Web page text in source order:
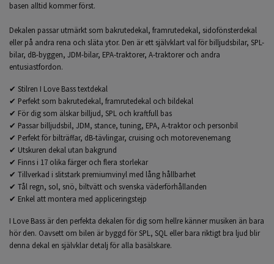
basen alltid kommer först.
Dekalen passar utmärkt som bakrutedekal, framrutedekal, sidofönsterdekal
eller på andra rena och släta ytor. Den är ett självklart val för billjudsbilar, SPL-
bilar, dB-byggen, JDM-bilar, EPA-traktorer, A-traktorer och andra
entusiastfordon.
✔ Stilren I Love Bass textdekal
✔ Perfekt som bakrutedekal, framrutedekal och bildekal
✔ För dig som älskar billjud, SPL och kraftfull bas
✔ Passar billjudsbil, JDM, stance, tuning, EPA, A-traktor och personbil
✔ Perfekt för bilträffar, dB-tävlingar, cruising och motorevenemang
✔ Utskuren dekal utan bakgrund
✔ Finns i 17 olika färger och flera storlekar
✔ Tillverkad i slitstark premiumvinyl med lång hållbarhet
✔ Tål regn, sol, snö, biltvätt och svenska väderförhållanden
✔ Enkel att montera med appliceringstejp
I Love Bass är den perfekta dekalen för dig som hellre känner musiken än bara
hör den. Oavsett om bilen är byggd för SPL, SQL eller bara riktigt bra ljud blir
denna dekal en självklar detalj för alla basälskare.